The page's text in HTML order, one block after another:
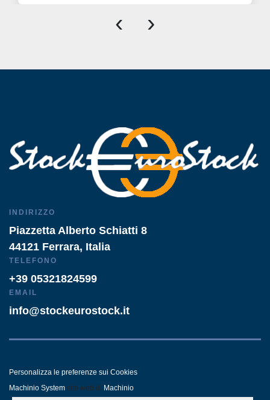
‹ ›
INDIRIZZO
Piazzetta Alberto Schiatti 8
44121 Ferrara, Italia
TELEFONO
+39 05321824599
EMAIL
info@stockeurostock.it
Personalizza le preferenze sui Cookies
Machinio System sito web di Machinio